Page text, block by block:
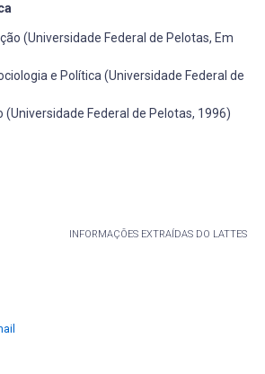
(Universidade Federal de Pelotas, Em
e Política (Universidade Federal de
(Universidade Federal de Pelotas, 1996)
INFORMAÇÕES EXTRAÍDAS DO LATTES